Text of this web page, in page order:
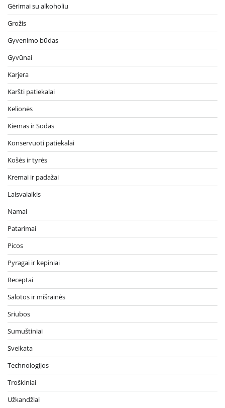
Gėrimai su alkoholiu
Grožis
Gyvenimo būdas
Gyvūnai
Karjera
Karšti patiekalai
Kelionės
Kiemas ir Sodas
Konservuoti patiekalai
Košės ir tyrės
Kremai ir padažai
Laisvalaikis
Namai
Patarimai
Picos
Pyragai ir kepiniai
Receptai
Salotos ir mišrainės
Sriubos
Sumuštiniai
Sveikata
Technologijos
Troškiniai
Užkandžiai